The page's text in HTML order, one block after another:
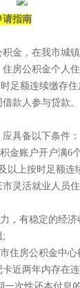
请指南
金，在我市城
房公积金个人
足额连续缴存
款人参与贷款。
具备以下条件：
金账户开户满6
以上按时足额连
灵活就业人员
，有稳定的经
;
住房公积金中心
近两年内存在